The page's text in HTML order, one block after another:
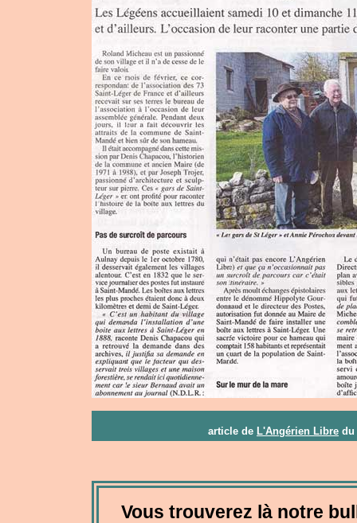
article de L'Angérien Libre du
Vous trouverez là notre